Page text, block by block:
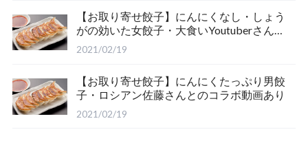
【お取り寄せ餃子】にんにくなし・しょう
がの効いた女餃子・大食いYoutuberさんと
のコラボ動画あり
2021/02/19
【お取り寄せ餃子】にんにくたっぷり男餃
子・ロシアン佐藤さんとのコラボ動画あり
2021/02/19